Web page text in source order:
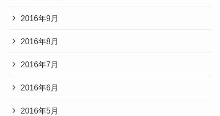
2016年9月
2016年8月
2016年7月
2016年6月
2016年5月